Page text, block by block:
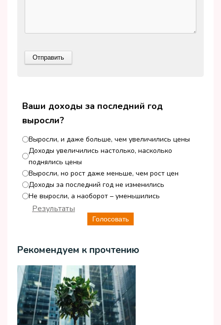
Ваши доходы за последний год
выросли?
Выросли, и даже больше, чем увеличились цены
Доходы увеличились настолько, насколько
поднялись цены
Выросли, но рост даже меньше, чем рост цен
Доходы за последний год не изменились
Не выросли, а наоборот – уменьшились
Голосовать
Результаты
Рекомендуем к прочтению